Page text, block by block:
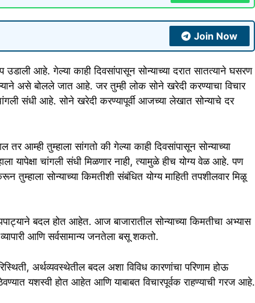
Join Now
आहे. गेल्या काही दिवसांपासून सोन्याच्या दरात सातत्याने घसरण
असे बोलले जात आहे. जर तुम्ही लोक सोने खरेदी करण्याचा विचार
संधी आहे. सोने खरेदी करण्यापूर्वी आजच्या लेखात सोन्याचे दर
आम्ही तुम्हाला सांगतो की गेल्या काही दिवसांपासून सोन्याच्या
यापेक्षा चांगली संधी मिळणार नाही, त्यामुळे हीच योग्य वेळ आहे. पण
तुम्हाला सोन्याच्या किमतीशी संबंधित योग्य माहिती तपशीलवार मिळू
बदल होत आहेत. आज बाजारातील सोन्याच्या किमतीचा अभ्यास
आणि सर्वसामान्य जनतेला बसू शकतो.
अर्थव्यवस्थेतील बदल अशा विविध कारणांचा परिणाम होऊ
यशस्वी होत आहेत आणि याबाबत विचारपूर्वक राहण्याची गरज आहे.